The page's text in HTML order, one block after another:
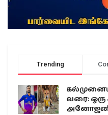
Trending
வரை: